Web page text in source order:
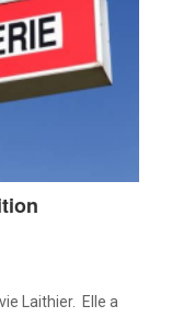
Laithier. Elle a